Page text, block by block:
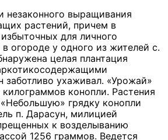
незаконного выращивания
растений, причем в
для личного
в огороде у одного из жителей с.
целая плантация
заботливо ухаживал. «Урожай»
конопли. Растения
грядку конопли
п. Дарасун, милицией
к возделыванию
1256 граммов. Ведется